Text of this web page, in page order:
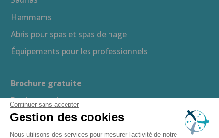
Continuer sans accepter
Gestion des cookies
Nous utilisons des services pour mesurer l'activité de notre
Hammams
Abris pour spas et spas de nage
Équipements pour les professionnels
Brochure gratuite
Devis gratuit
Guide d’achat
Espace presse